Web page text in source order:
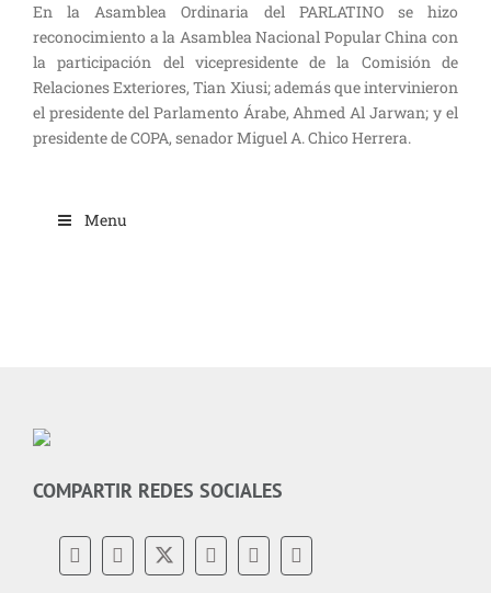
En la Asamblea Ordinaria del PARLATINO se hizo
reconocimiento a la Asamblea Nacional Popular China con
la participación del vicepresidente de la Comisión de
Relaciones Exteriores, Tian Xiusi; además que intervinieron
el presidente del Parlamento Árabe, Ahmed Al Jarwan; y el
presidente de COPA, senador Miguel A. Chico Herrera.
Menu
COMPARTIR REDES SOCIALES